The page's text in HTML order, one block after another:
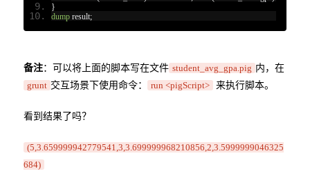
}
dump result;
备注：可以将上面的脚本写在文件 student_avg_gpa.pig 内，在
grunt 交互场景下使用命令： run <pigScript> 来执行脚本。
看到结果了吗？
(5,3.659999942779541,3,3.699999968210856,2,3.5999999046325
684)